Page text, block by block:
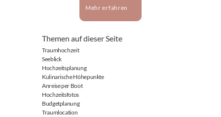
Mehr erfahren
Themen auf dieser Seite
Traumhochzeit
Seeblick
Hochzeitsplanung
Kulinarische Höhepunkte
Anreise per Boot
Hochzeitsfotos
Budgetplanung
Traumlocation